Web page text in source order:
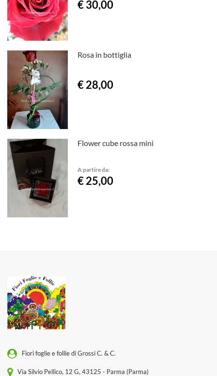
€ 30,00
Rosa in bottiglia
€ 28,00
Flower cube rossa mini
A partire da:
€ 25,00
Fiori foglie e follie di Grossi C. & C.
Via Silvio Pellico, 12 G, 43125 - Parma (Parma)